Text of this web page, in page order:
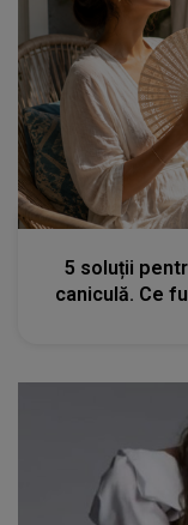
5 soluții
caniculă. Ce